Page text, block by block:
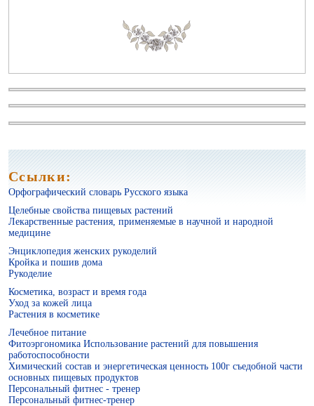
Уход за кожей лица
Ссылки:
Орфографический словарь Русского языка
Целебные свойства пищевых растений
Лекарственные растения, применяемые в научной и народной
медицине
Энциклопедия женских рукоделий
Кройка и пошив дома
Рукоделие
Косметика, возраст и время года
Уход за кожей лица
Растения в косметике
Лечебное питание
Фитоэргономика Использование растений для повышения
работоспособности
Химический состав и энергетическая ценность 100г съедобной части
основных пищевых продуктов
Персональный фитнес - тренер
Персональный фитнес-тренер